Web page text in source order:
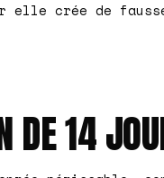
elle crée de
DE 14